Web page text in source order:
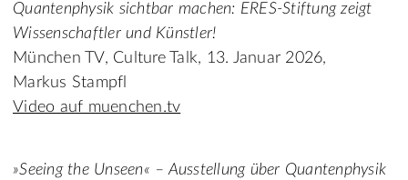
Quantenphysik sichtbar machen: ERES-Stiftung zeigt
Wissenschaftler und Künstler!
München TV, Culture Talk, 13. Januar 2026,
Markus Stampfl
Video auf muenchen.tv
»Seeing the Unseen« – Ausstellung über Quantenphysik